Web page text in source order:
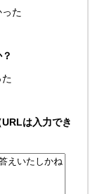
た
は入力でき